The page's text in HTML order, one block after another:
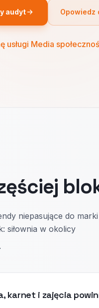
audyt Opowiedz
usługi Media
niepasujące do
siłownia w okolicy
karnet i zajęcia